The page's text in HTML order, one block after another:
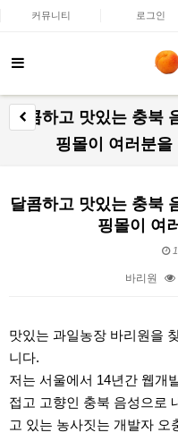
커뮤니티 로그인
달콤하고 맛있는 충북
핑몰이 여러분
달콤하고 맛있는 충북
핑몰이 여
바리원
맛있는 과일농장 바리원을
니다.
저는 서울에서 14년간 웹개
접고 고향인 충북 음성으로
고 있는 농사짓는 개발자 오